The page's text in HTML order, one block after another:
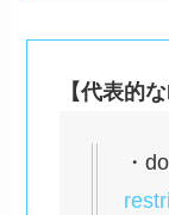
【代表的
・